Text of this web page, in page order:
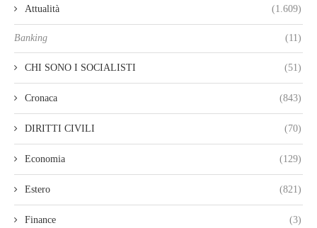
Attualità (1.609)
Banking (11)
CHI SONO I SOCIALISTI (51)
Cronaca (843)
DIRITTI CIVILI (70)
Economia (129)
Estero (821)
Finance (3)